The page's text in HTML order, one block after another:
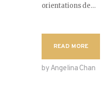
orientations de…
READ MORE
by Angelina Chan